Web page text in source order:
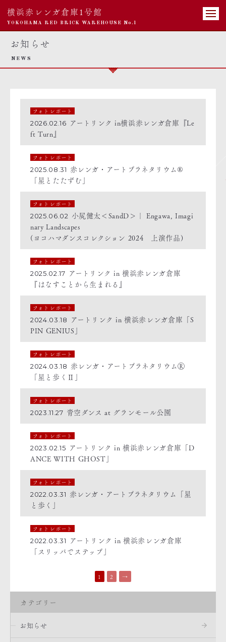
横浜赤レンガ倉庫1号館
YOKOHAMA RED BRICK WAREHOUSE No.1
お知らせ
NEWS
フォトレポート
2026.02.16 アートリンク in横浜赤レンガ倉庫『Le
ft Turn』
フォトレポート
2025.08.31 赤レンガ・アートプラネタリウム®
「星とたたずむ」
フォトレポート
2025.06.02 小㞍健太＜SandD＞｜ Engawa, Imagi
nary Landscapes
(ヨコハマダンスコレクション 2024 上演作品)
フォトレポート
2025.02.17 アートリンク in 横浜赤レンガ倉庫
『はなすことから生まれる』
フォトレポート
2024.03.18
アートリンク in 横浜赤レンガ倉庫「S
PIN GENIUS」
フォトレポート
2024.03.18 赤レンガ・アートプラネタリウムⓇ
「星と歩くⅡ」
フォトレポート
2023.11.27 青空ダンス at グランモール公園
フォトレポート
2023.02.15 アートリンク in 横浜赤レンガ倉庫「D
ANCE WITH GHOST」
フォトレポート
2022.03.31 赤レンガ・アートプラネタリウム「星
と歩く」
フォトレポート
2022.03.31
アートリンク in 横浜赤レンガ倉庫
「スリッパでステップ」
1 2 →
カテゴリー
お知らせ